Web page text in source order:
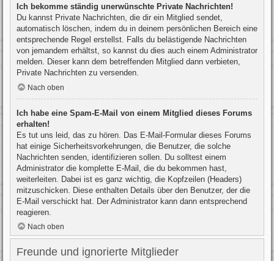
Ich bekomme ständig unerwünschte Private Nachrichten!
Du kannst Private Nachrichten, die dir ein Mitglied sendet,
automatisch löschen, indem du in deinem persönlichen Bereich eine
entsprechende Regel erstellst. Falls du belästigende Nachrichten
von jemandem erhältst, so kannst du dies auch einem Administrator
melden. Dieser kann dem betreffenden Mitglied dann verbieten,
Private Nachrichten zu versenden.
Nach oben
Ich habe eine Spam-E-Mail von einem Mitglied dieses Forums
erhalten!
Es tut uns leid, das zu hören. Das E-Mail-Formular dieses Forums
hat einige Sicherheitsvorkehrungen, die Benutzer, die solche
Nachrichten senden, identifizieren sollen. Du solltest einem
Administrator die komplette E-Mail, die du bekommen hast,
weiterleiten. Dabei ist es ganz wichtig, die Kopfzeilen (Headers)
mitzuschicken. Diese enthalten Details über den Benutzer, der die
E-Mail verschickt hat. Der Administrator kann dann entsprechend
reagieren.
Nach oben
Freunde und ignorierte Mitglieder